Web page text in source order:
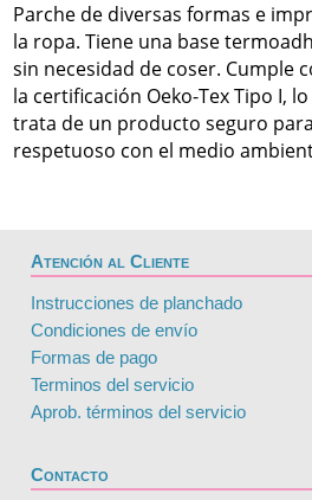
Parche de diversas formas e
la ropa. Tiene una base
sin necesidad de coser. Cumple
la certificación Oeko-Tex Tipo I,
trata de un producto seguro
respetuoso con el medio
Atención al Cliente
Instrucciones de planchado
Condiciones de envío
Formas de pago
Terminos del servicio
Aprob. términos del servicio
Contacto